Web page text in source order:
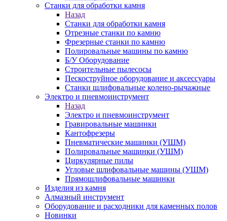
Станки для обработки камня
Назад
Станки для обработки камня
Отрезные станки по камню
Фрезерные станки по камню
Полировальные машины по камню
Б/У Оборудование
Строительные пылесосы
Пескоструйное оборудование и аксессуары
Станки шлифовальные колено-рычажные
Электро и пневмоинструмент
Назад
Электро и пневмоинструмент
Гравировальные машинки
Кантофрезеры
Пневматические машинки (УШМ)
Полировальные машинки (УШМ)
Циркулярные пилы
Угловые шлифовальные машины (УШМ)
Прямошлифовальные машинки
Изделия из камня
Алмазный инструмент
Оборудование и расходники для каменных полов
Новинки